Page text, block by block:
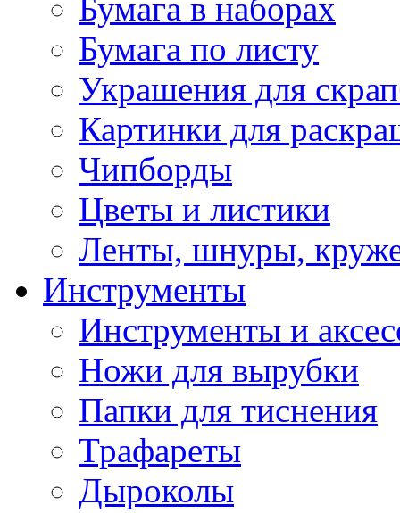
Бумага в наборах
Бумага по листу
Украшения для
Картинки для
Чипборды
Цветы и листики
Ленты, шнуры,
Инструменты
Инструменты и
Ножи для вырубки
Папки для тиснения
Трафареты
Дыроколы